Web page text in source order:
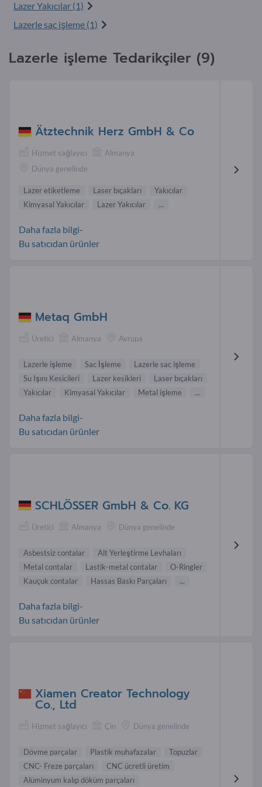
Lazer Yakıcılar (1)
Lazerle sac işleme (1)
Lazerle işleme Tedarikçiler (9)
Ätztechnik Herz GmbH & Co
Hizmet sağlayıcı
Almanya
Dünya genelinde
Lazer etiketleme Laser bıçakları
Yakıcılar
Kimyasal Yakıcılar
Lazer Yakıcılar ...
Daha fazla bilgi-
Bu satıcıdan ürünler
Metaq GmbH
Üretici Almanya Avrupa
Lazerle işleme Sac İşleme
Lazerle sac işleme
Su Işını Kesicileri
Lazer kesikleri
Laser bıçakları
Yakıcılar
Kimyasal Yakıcılar Metal işleme ...
Daha fazla bilgi-
Bu satıcıdan ürünler
SCHLÖSSER GmbH & Co. KG
Üretici Almanya Dünya genelinde
Asbestsiz contalar
Alt Yerleştirme Levhaları
Metal contalar
Lastik-metal contalar
O-Ringler
Kauçuk contalar
Hassas Baskı Parçaları ...
Daha fazla bilgi-
Bu satıcıdan ürünler
Xiamen Creator Technology
Co., Ltd
Hizmet sağlayıcı Çin Dünya genelinde
Dövme parçalar Plastik muhafazalar
Topuzlar
CNC- Freze parçaları
CNC ücretli üretim
Alüminyum kalıp döküm parçaları